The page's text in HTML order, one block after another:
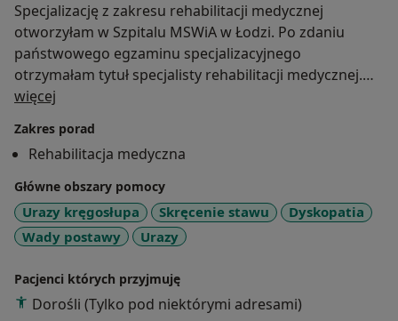
Specjalizację z zakresu rehabilitacji medycznej
otworzyłam w Szpitalu MSWiA w Łodzi. Po zdaniu
państwowego egzaminu specjalizacyjnego
otrzymałam tytuł specjalisty rehabilitacji medycznej.
Jestem laureatką stypendium Unii Europejskiej dla
wyróżnieniem pracę doktorską z dziedziny
onkopatologii, uzyskując stopień doktora nauk
medycznych. W latach 2008-2010 byłam słuchaczem
Podyplomowej Szkoły Medycyny Estetycznej Polskiego
Towarzystwa Lekarskiego, a w 2010 r. otrzymałam tytuł
lekarza medycyny estetycznej.
Uczestniczyłam w licznych szkoleniach, kursach,
warsztatach oraz kongresach polskich i
więcej
Zakres porad
Rehabilitacja medyczna
Główne obszary pomocy
Urazy kręgosłupa Skręcenie stawu
Dyskopatia
Wady postawy
Urazy
Pacjenci których przyjmuję
Dorośli (Tylko pod niektórymi adresami)